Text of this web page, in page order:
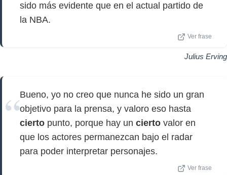
sido más evidente que en el actual partido de
la NBA.
Ver frase
Julius Erving
Bueno, yo no creo que nunca he sido un gran
objetivo para la prensa, y valoro eso hasta
cierto punto, porque hay un cierto valor en
que los actores permanezcan bajo el radar
para poder interpretar personajes.
Ver frase